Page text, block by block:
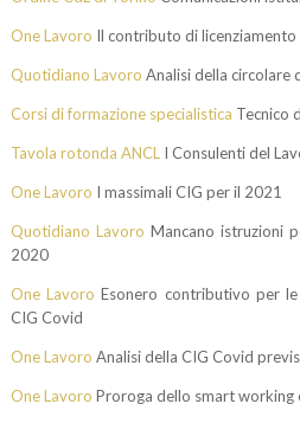
One Lavoro Il contributo di
Quotidiano Lavoro Analisi della circolare
Corsi di formazione specialistica Tecnico
Tavola rotonda ANCL I Consulenti del
One Lavoro I massimali CIG per il 2021
Quotidiano Lavoro Mancano istruzioni
2020
One Lavoro Esonero contributivo per
CIG Covid
One Lavoro Analisi della CIG Covid
One Lavoro Proroga dello smart working